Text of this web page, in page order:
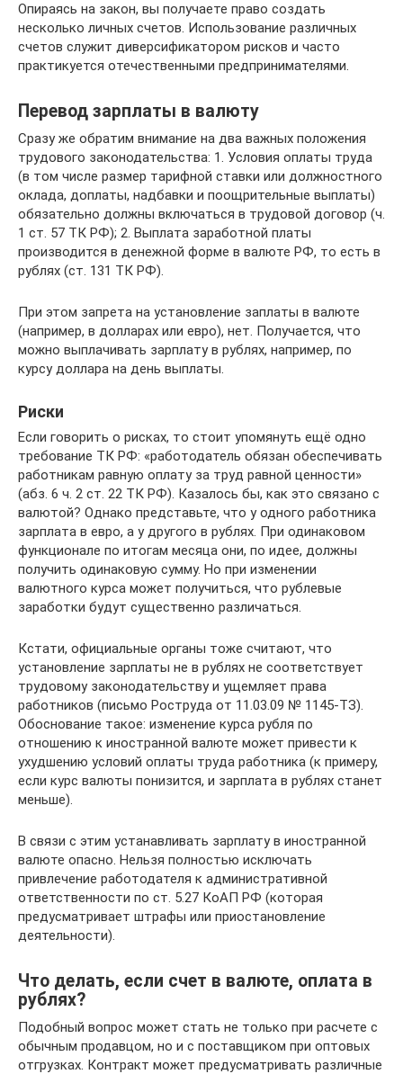
Опираясь на закон, вы получаете право создать
несколько личных счетов. Использование различных
счетов служит диверсификатором рисков и часто
практикуется отечественными предпринимателями.
Перевод зарплаты в валюту
Сразу же обратим внимание на два важных положения
трудового законодательства: 1. Условия оплаты труда
(в том числе размер тарифной ставки или должностного
оклада, доплаты, надбавки и поощрительные выплаты)
обязательно должны включаться в трудовой договор (ч.
1 ст. 57 ТК РФ); 2. Выплата заработной платы
производится в денежной форме в валюте РФ, то есть в
рублях (ст. 131 ТК РФ).
При этом запрета на установление заплаты в валюте
(например, в долларах или евро), нет. Получается, что
можно выплачивать зарплату в рублях, например, по
курсу доллара на день выплаты.
Риски
Если говорить о рисках, то стоит упомянуть ещё одно
требование ТК РФ: «работодатель обязан обеспечивать
работникам равную оплату за труд равной ценности»
(абз. 6 ч. 2 ст. 22 ТК РФ). Казалось бы, как это связано с
валютой? Однако представьте, что у одного работника
зарплата в евро, а у другого в рублях. При одинаковом
функционале по итогам месяца они, по идее, должны
получить одинаковую сумму. Но при изменении
валютного курса может получиться, что рублевые
заработки будут существенно различаться.
Кстати, официальные органы тоже считают, что
установление зарплаты не в рублях не соответствует
трудовому законодательству и ущемляет права
работников (письмо Роструда от 11.03.09 № 1145-ТЗ).
Обоснование такое: изменение курса рубля по
отношению к иностранной валюте может привести к
ухудшению условий оплаты труда работника (к примеру,
если курс валюты понизится, и зарплата в рублях станет
меньше).
В связи с этим устанавливать зарплату в иностранной
валюте опасно. Нельзя полностью исключать
привлечение работодателя к административной
ответственности по ст. 5.27 КоАП РФ (которая
предусматривает штрафы или приостановление
деятельности).
Что делать, если счет в валюте, оплата в
рублях?
Подобный вопрос может стать не только при расчете с
обычным продавцом, но и с поставщиком при оптовых
отгрузках. Контракт может предусматривать различные